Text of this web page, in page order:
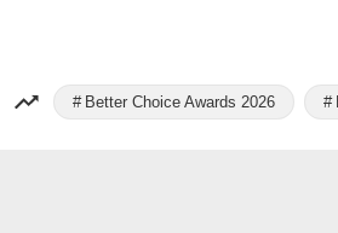
Better Choice Awards 2026